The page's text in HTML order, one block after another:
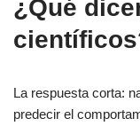
¿Qué
La respuesta corta:
predecir el